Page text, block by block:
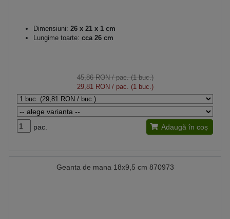
Dimensiuni: 26 x 21 x 1 cm
Lungime toarte: cca 26 cm
45,86 RON/ pac. (1 buc.)
29,81 RON / pac. (1 buc.)
pac. Adaugă în coș
Geanta de mana 18x9,5 cm 870973